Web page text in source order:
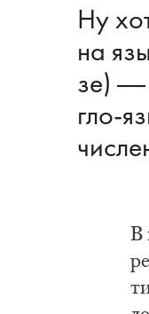
Ну
на
зе) —
гло-
В